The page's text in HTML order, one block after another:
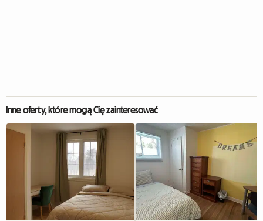
Inne oferty, które mogą Cię zainteresować